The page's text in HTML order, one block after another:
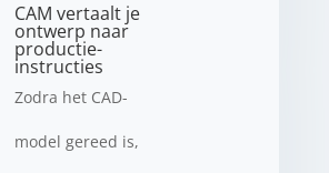
CAM vertaalt je
ontwerp naar
productie-
instructies
Zodra het CAD-
model gereed is,